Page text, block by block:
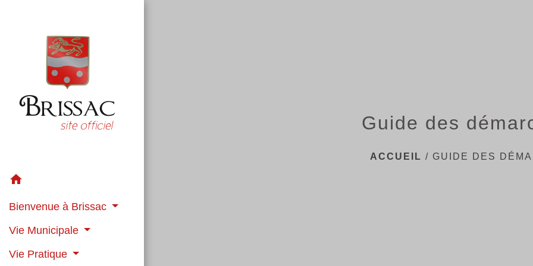
home
Bienvenue à Brissac
Vie Municipale
Vie Pratique
Guide des
ACCUEIL / GUIDE DES